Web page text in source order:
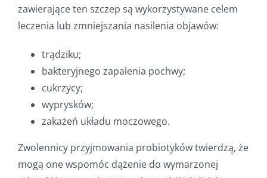
zawierające ten szczep są wykorzystywane celem
leczenia lub zmniejszania nasilenia objawów:
trądziku;
bakteryjnego zapalenia pochwy;
cukrzycy;
wyprysków;
zakażeń układu moczowego.
Zwolennicy przyjmowania probiotyków twierdzą, że
mogą one wspomóc dążenie do wymarzonej